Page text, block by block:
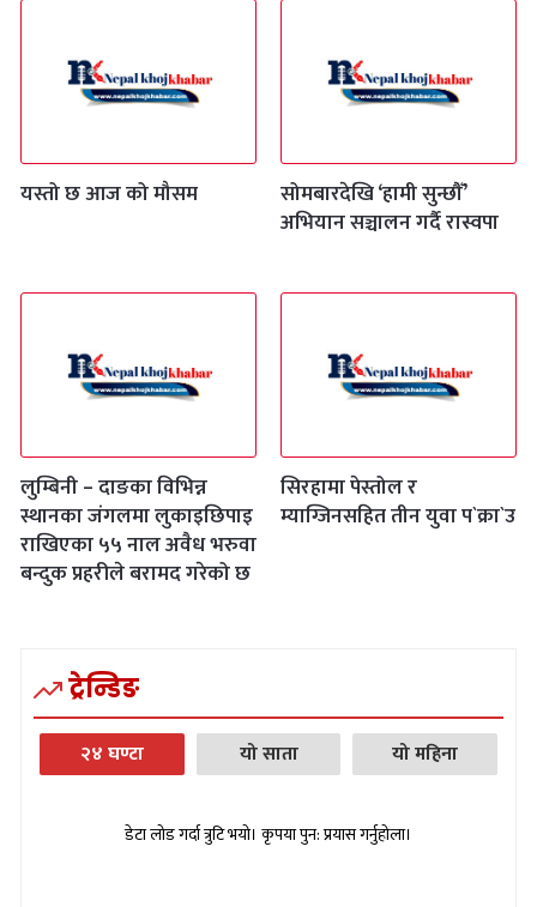
यस्तो छ आज को मौसम
सोमबारदेखि ‘हामी सुन्छौँ’
अभियान सञ्चालन गर्दै रास्वपा
लुम्बिनी – दाङका विभिन्न
स्थानका जंगलमा लुकाइछिपाइ
राखिएका ५५ नाल अवैध भरुवा
बन्दुक प्रहरीले बरामद गरेको छ
सिरहामा पेस्तोल र
म्याग्जिनसहित तीन युवा प`क्रा`उ
ट्रेन्डिङ
२४ घण्टा यो साता यो महिना
डेटा लोड गर्दा त्रुटि भयो। कृपया पुन: प्रयास गर्नुहोला।